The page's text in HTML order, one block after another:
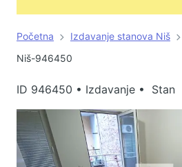
Početna Izdavanje stanova Niš
Niš-946450
ID 946450 • Izdavanje • Stan